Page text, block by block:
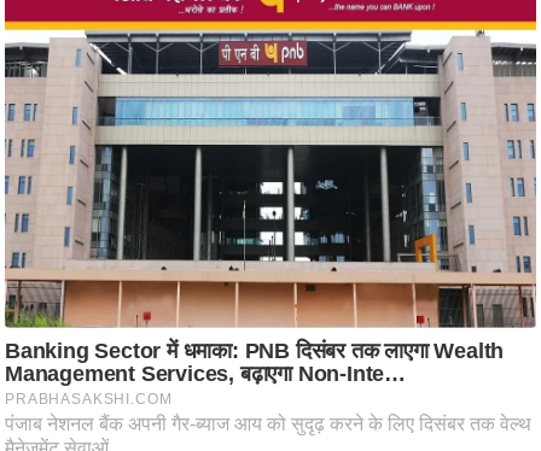
यि
क
मा
तृ
भू
मि
स्तं
ए
म
.
आ
र
.